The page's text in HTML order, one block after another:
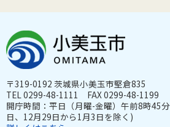
〒319-0192 茨城県小美玉市堅倉835
TEL 0299-48-1111 FAX 0299-48-1199
開庁時間：平日（月曜-金曜）午前8時45
日、12月29日から1月3日を除く)